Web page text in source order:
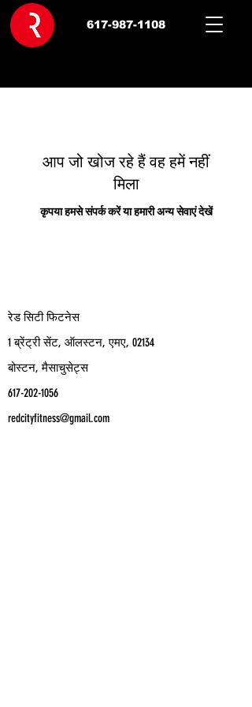
617-987-1108
आप जो खोज रहे हैं वह हमें नहीं
मिला
कृपया हमसे संपर्क करें या हमारी अन्य सेवाएं देखें
रेड सिटी फिटनेस
1 ब्रेंट्री सेंट, ऑलस्टन, एमए, 02134
बोस्टन, मैसाचुसेट्स
617-202-1056
redcityfitness@gmail.com